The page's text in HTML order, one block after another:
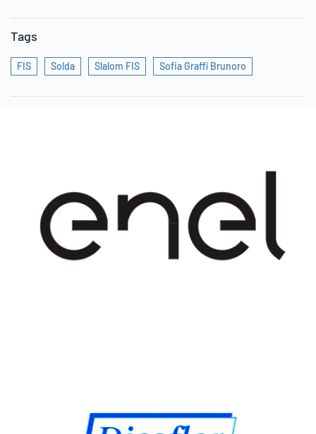
Tags
FIS Solda Slalom FIS Sofia Graffi Brunoro